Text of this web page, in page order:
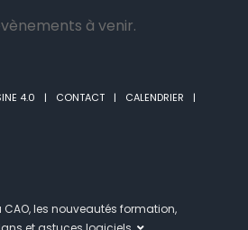
à venir.
4.0 CONTACT
CALENDRIER
CAO, les nouveautés formation,